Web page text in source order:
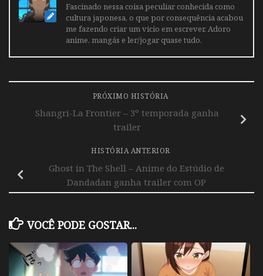
Fascinado nessa coisa peculiar conhecida como
cultura japonesa, o que por consequência acabou
me fazendo criar um vicio em escrever. Adoro
anime, mangás e ler/jogar quase tudo.
PRÓXIMO HISTÓRIA
Shangri-La Frontier – 3º temporada ganha
trailer
HISTÓRIA ANTERIOR
Ghost in The Shell – Anime do Estúdio de
Dandadan ganha trailer com OP
VOCÊ PODE GOSTAR...